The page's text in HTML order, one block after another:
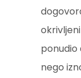
ponudio
nego